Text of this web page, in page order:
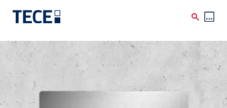
Skip to main content